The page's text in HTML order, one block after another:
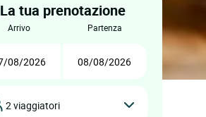
La tua prenotazione
arrivo partenza
2 viaggiatori